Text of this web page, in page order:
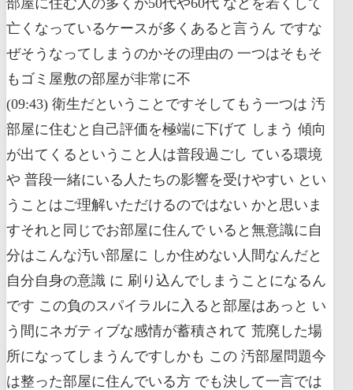
亡くなっているケースが多くあると言うん ですな
ぜそうなってしまうのかその理由の 一つはそもそ
もゴミ屋敷の部屋が非常に不
(09:43) 衛生だということですそしてもう一つは 汚
部屋に住むと自己評価を極端に下げて しまう 傾向
が出てくるということ人は普段過ごし ている環境
や 普段一緒にいる人たちの影響を受けやすい とい
うことはご理解いただけるのではない かと思いま
すそれと同じでお部屋に住んで いると無意識に自
分はこんな汚い部屋に しか住めない人間なんだと
自分自身の意識 に 刷り込んでしまうことになるん
です この負のスパイラルに入ると部屋はあっと い
う間にネガティブな感情が蓄積されて 荒廃した場
所になってしまうんですしかも この 汚部屋問題今
は整った部屋に住んでいる方 でも決して一言では